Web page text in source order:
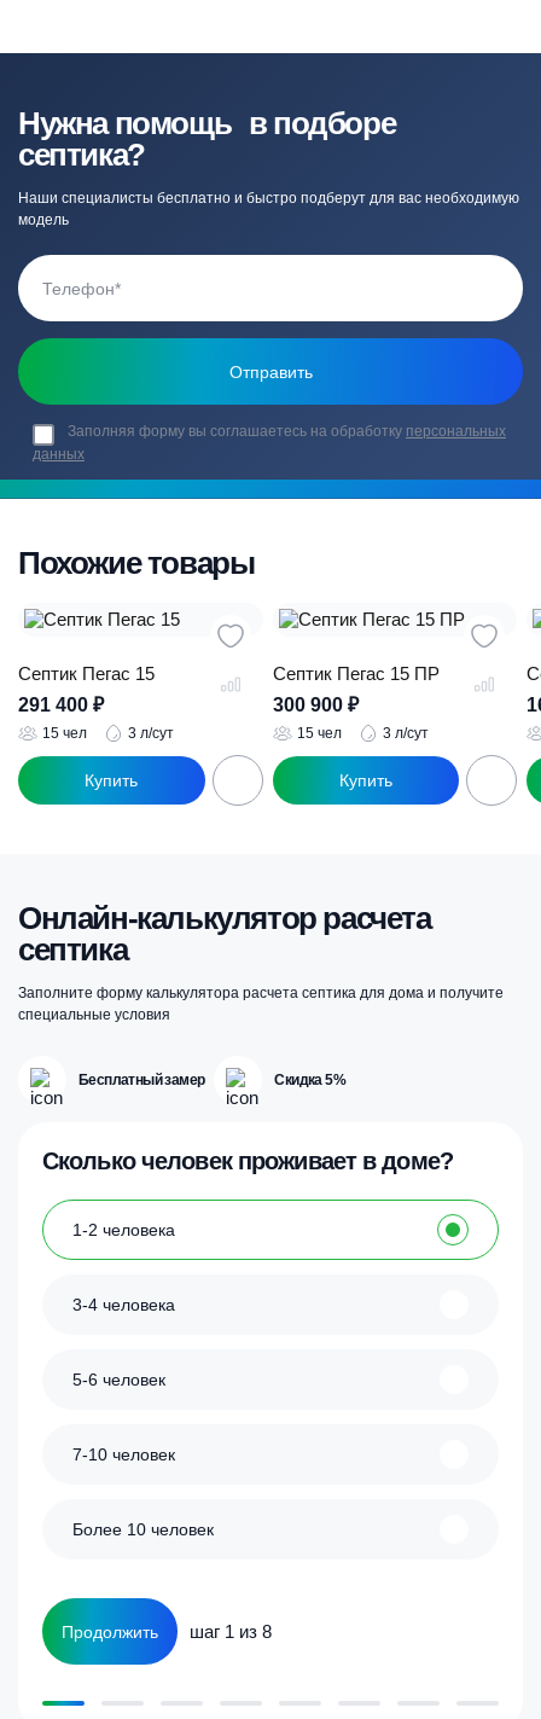
Нужна помощь в подборе
септика?
Наши специалисты бесплатно и быстро подберут для вас необходимую
модель
Заполняя форму вы соглашаетесь на обработку персональных
данных
Похожие товары
Септик Пегас 15
291 400 ₽
15 чел 3 л/сут
Септик Пегас 15 ПР
300 900 ₽
15 чел 3 л/сут
Онлайн-калькулятор расчета
септика
Заполните форму калькулятора расчета септика для дома и получите
специальные условия
Бесплатный замер Скидка 5%
Сколько человек проживает в доме?
1-2 человека
3-4 человека
5-6 человек
7-10 человек
Более 10 человек
Продолжить шаг 1 из 8